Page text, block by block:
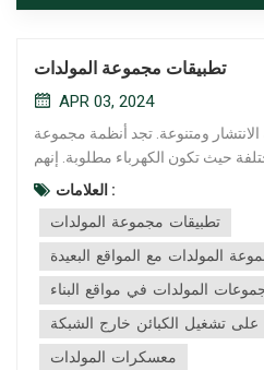
تطبيقات مجموعة المولدات
APR 03, 2024
تطبيقات المولد واسعة الانتشار ومتنوعة. تجد أنظمة مجموعة
المولدات النشر في إعدادات مختلفة حيث تكون الكهرباء مطلوبة. إنهم
المتزايدة للصناعات والمناطق
مجال الصناعات ، يعتبر المولد أمرًا
العلامات :
تطبيقات مجموعة المولدات
المولدات مع المواقع البعيدة
المولدات في مواقع البناء
تشغيل الكبائن خارج الشبكة
معسكرات المولدات